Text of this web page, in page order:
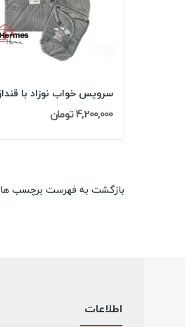
4,200,000 تومان
بازگشت به فهرست برچسب ها
اطلاعات